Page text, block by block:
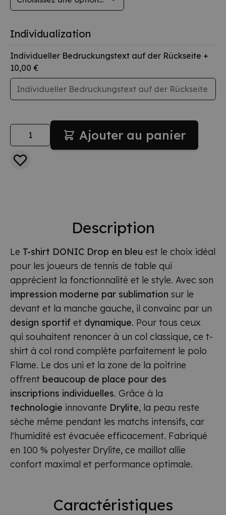
Individualization
Individueller Bedruckungstext auf der Rückseite +
10,00 €
Quantité Ajouter au panier
Description
Le T-shirt DONIC Drop en bleu est le choix idéal
pour les joueurs de tennis de table qui
apprécient la fonctionnalité et le style. Avec son
impression moderne par sublimation sur le
devant et la manche gauche, il convainc par un
design sportif et dynamique. Pour tous ceux
qui souhaitent renoncer à un col classique, ce t-
shirt à col rond complète parfaitement le polo
Flame. Le dos uni et la zone de la poitrine
offrent beaucoup de place pour des
inscriptions individuelles. Grâce à la
technologie innovante Drylite, la peau reste
sèche même pendant les matchs intensifs, car
l'humidité est évacuée efficacement. Fabriqué
en 100 % polyester Drylite, ce maillot allie
confort maximal et performance optimale.
Caractéristiques